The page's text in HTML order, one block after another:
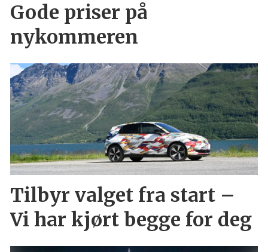
Gode priser på
nykommeren
Tilbyr valget fra start –
Vi har kjørt begge for deg